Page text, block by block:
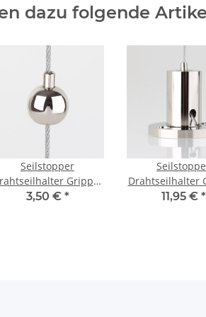
dazu folgende
Seilstopper
Gripper
Kugelform 14mm
3,50 € *
Drahtseilhalter
20x31mm
11,95 € *